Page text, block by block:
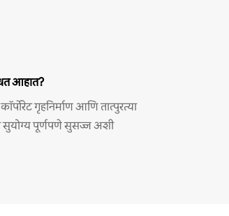
आहात?
गृहनिर्माण आणि तात्पुरत्या
सुयोग्य पूर्णपणे सुसज्ज अशी